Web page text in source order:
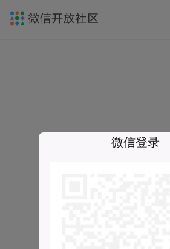
微信登录